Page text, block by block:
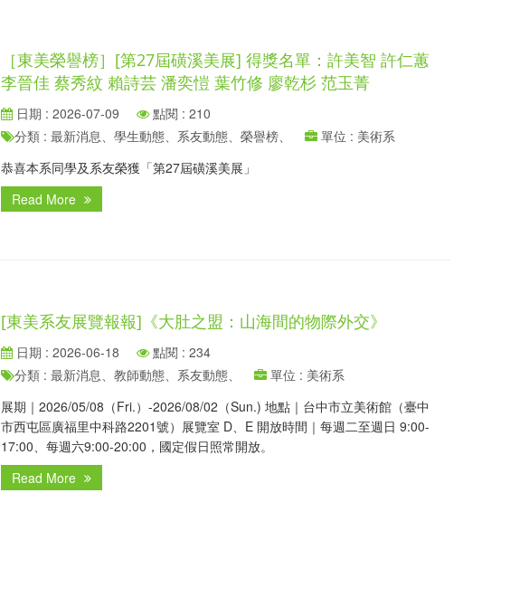
［東美榮譽榜］[第27屆磺溪美展] 得獎名單：許美智 許仁蕙
李晉佳 蔡秀紋 賴詩芸 潘奕愷 葉竹修 廖乾杉 范玉菁
日期 : 2026-07-09
點閱 : 210
分類 : 最新消息、學生動態、系友動態、榮譽榜、
單位 : 美術系
恭喜本系同學及系友榮獲「第27屆磺溪美展」
Read More
[東美系友展覽報報]《大肚之盟：山海間的物際外交》
日期 : 2026-06-18
點閱 : 234
分類 : 最新消息、教師動態、系友動態、
單位 : 美術系
展期｜2026/05/08（Fri.）-2026/08/02（Sun.) 地點｜台中市立美術館（臺中
市西屯區廣福里中科路2201號）展覽室 D、E 開放時間｜每週二至週日 9:00-
17:00、每週六9:00-20:00，國定假日照常開放。
Read More